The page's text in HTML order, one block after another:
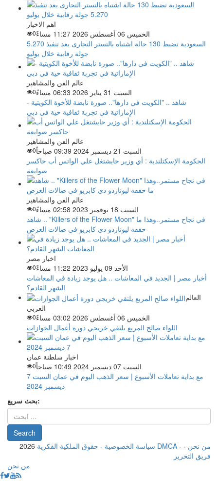
اهم الاخبار
الخميس 06 أغسطس 2026 11:27 مساءً
0
السعودية تضبط 130 حالة اشتباه بالتستر التجارى بعد تنفيذ 5.270
جولة رقابية خلال يوليو
عالم الفن والمشاهير
السبت 31 يناير 2026 06:33 مساءً
0
شاهد .. "الكويت في دارها".. صورة نابضة للأخوة الكويتية -
الإماراتية في تجربة ثقافية حية في دبي
عالم الفن والمشاهير
السبت 21 ديسمبر 2024 09:39 صباحاً
0
الحكومة الإسكتلندية : أي وزير حايشتغل علي الواتس أب حاكسر
صوابعه
عالم الفن والمشاهير
السبت 18 نوفمبر 2023 02:58 مساءً
0
شاهد .. "Killers of the Flower Moon" في نجاح مستمر..وهذا ما
حققه ليوناردو دي كابريو في صالات العرض
اخبار مصر
الأحد 09 يوليو 2023 11:22 مساءً
0
أخبار مصر | الجديد في المعاشات .. هل يوجد زيادة في المعاشات
الشهر القادم؟
العالم
العربي
الخميس 06 أغسطس 2026 03:02 مساءً
0
اللواء صالح المربع يلتقي خريجي دورة أعمال الجوازات
اخبار سلطنة عمان
السبت 07 ديسمبر 2024 10:49 صباحاً
0
مع بداية تعاملات الأسبوع | سعر الذهب اليوم في عمان السبت 7
ديسمبر 2024
بحث سريع:
2026 سياسة الخصوصية - حقوق الملكية الفكرية DMCA - من نحن -
فريق التحرير
من نحن